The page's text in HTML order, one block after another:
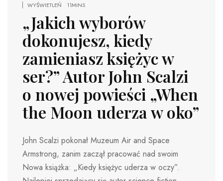
WYŚWIETLEŃ
11MINS
„Jakich wyborów
dokonujesz, kiedy
zamieniasz księżyc w
ser?” Autor John Scalzi
o nowej powieści „When
the Moon uderza w oko”
John Scalzi pokonał Muzeum Air and Space
Armstrong, zanim zaczął pracować nad swoim
Nowa książka: „Kiedy księżyc uderza w oczy”.